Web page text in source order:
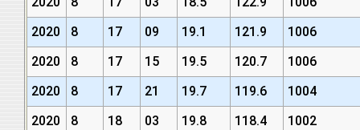
2020
8 17 09 19.1 121.9
1006
2020
8 17 15 19.5 120.7
1006
2020
8 17 21 19.7 119.6
1004
2020
8 18 03 19.8 118.4
1002